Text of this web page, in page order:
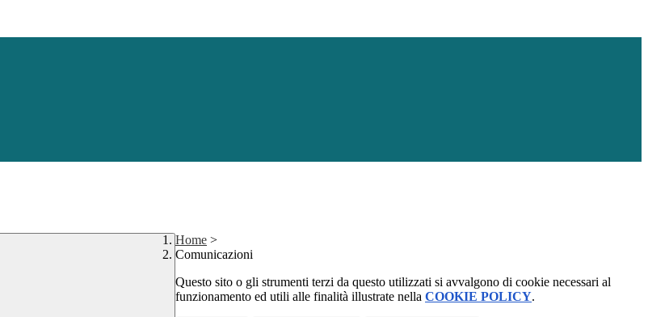
Home >
Comunicazioni
Questo sito o gli strumenti terzi da questo utilizzati si avvalgono di cookie necessari al
funzionamento ed utili alle finalità illustrate nella COOKIE POLICY.